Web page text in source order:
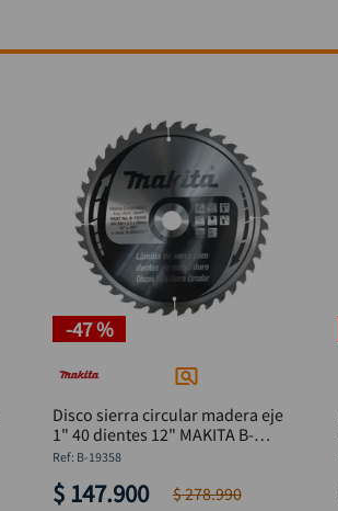
-47 %
Disco sierra circular madera eje
1" 40 dientes 12" MAKITA B-
19358
: B-19358
$ 147.900 $278.990